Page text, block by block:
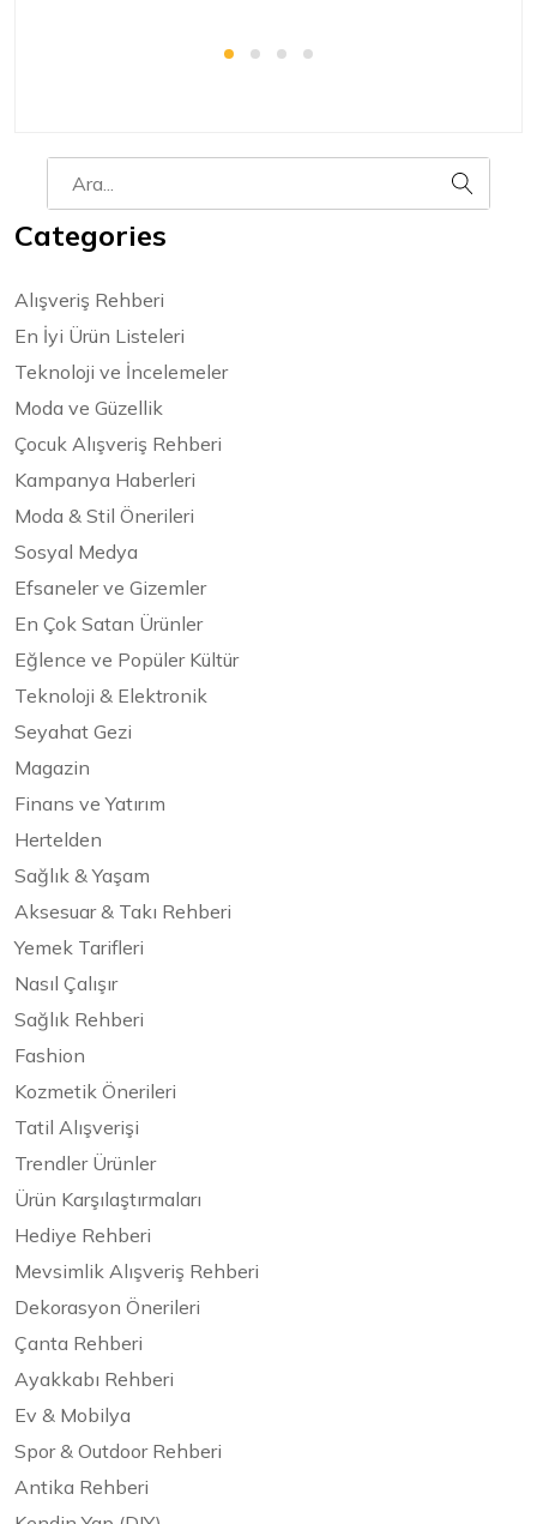
Categories
Alışveriş Rehberi
En İyi Ürün Listeleri
Teknoloji ve İncelemeler
Moda ve Güzellik
Çocuk Alışveriş Rehberi
Kampanya Haberleri
Moda & Stil Önerileri
Sosyal Medya
Efsaneler ve Gizemler
En Çok Satan Ürünler
Eğlence ve Popüler Kültür
Teknoloji & Elektronik
Seyahat Gezi
Magazin
Finans ve Yatırım
Hertelden
Sağlık & Yaşam
Aksesuar & Takı Rehberi
Yemek Tarifleri
Nasıl Çalışır
Sağlık Rehberi
Fashion
Kozmetik Önerileri
Tatil Alışverişi
Trendler Ürünler
Ürün Karşılaştırmaları
Hediye Rehberi
Mevsimlik Alışveriş Rehberi
Dekorasyon Önerileri
Çanta Rehberi
Ayakkabı Rehberi
Ev & Mobilya
Spor & Outdoor Rehberi
Antika Rehberi